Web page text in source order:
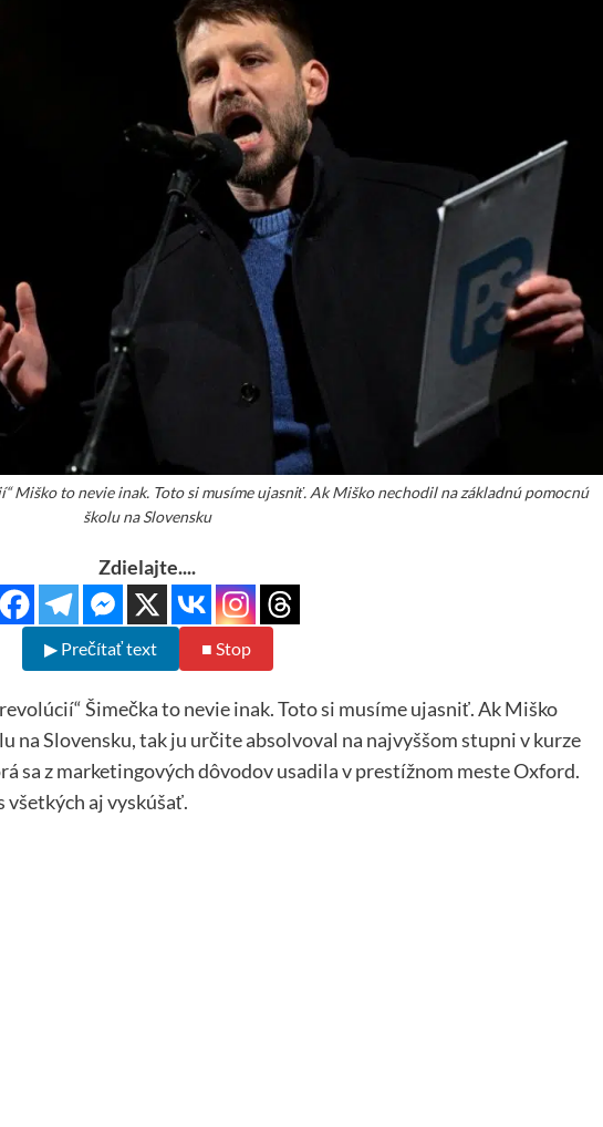
Miško to nevie inak. Toto si musíme ujasniť. Ak Miško nechodil na základnú pomocnú
školu na Slovensku
Zdielajte....
▶ Prečítať text ■ Stop
Šimečka to nevie inak. Toto si musíme ujasniť. Ak Miško
na Slovensku, tak ju určite absolvoval na najvyššom stupni v kurze
sa z marketingových dôvodov usadila v prestížnom meste Oxford.
všetkých aj vyskúšať.